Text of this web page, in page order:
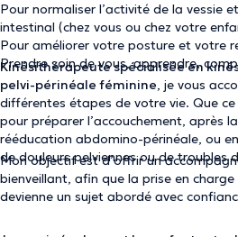
Pour normaliser l’activité de la vessie
intestinal (chez vous ou chez votre
Pour améliorer votre posture et votre
Prendre soin de vous, apprendre,
Kinésithérapeute spécialisée en
pelvi-périnéale féminine, je vous
différentes étapes de votre vie. Que
pour préparer l’accouchement, après
rééducation abdomino-périnéale, ou
de douleurs pelviennes ou de troubles
Mon objectif est d’offrir un
bienveillant, afin que la prise en
devienne un sujet abordé avec